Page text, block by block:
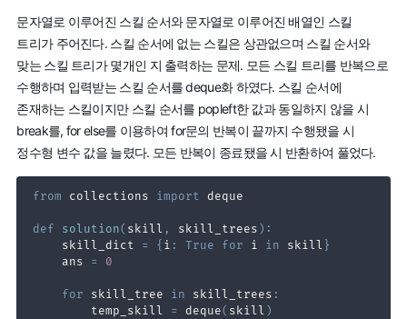
문자열로 이루어진 스킬 순서와 문자열로 이루어진 배열인 스킬
트리가 주어진다. 스킬 순서에 없는 스킬은 상관없으며 스킬 순서와
맞는 스킬 트리가 몇개인 지 출력하는 문제. 모든 스킬 트리를 반복으로
수행하며 입력받는 스킬 순서를 deque화 하였다. 스킬 순서에
존재하는 스킬이지만 스킬 순서를 popleft한 값과 동일하지 않을 시
break를, for else를 이용하여 for문의 반복이 끝까지 수행됐을 시
정수형 변수 값을 늘렸다. 모든 반복이 종료됐을 시 반환하여 풀었다.
from collections import
def solution( skill , skill_trees ) :
    skill_dict
= { i : True for i in skill }
    ans
= 0
for skill_tree in skill_trees :
        temp_skill
= deque( skill )